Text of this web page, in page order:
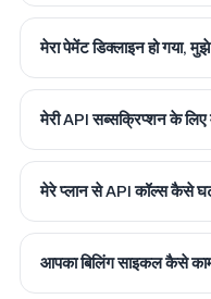
मेरा पेमेंट डिक्लाइन हो गया,
मेरी API सब्सक्रिप्शन के लिए
मेरे प्लान से API कॉल्स कैसे
आपका बिलिंग साइकल कैसे